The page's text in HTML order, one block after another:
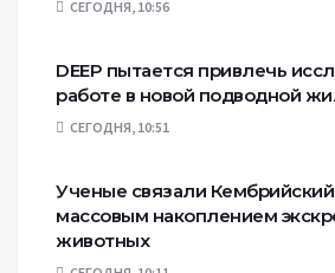
СЕГОДНЯ, 10:56
DEEP пытается привлечь
работе в новой подводной
СЕГОДНЯ, 10:51
Ученые связали
массовым накоплением
животных